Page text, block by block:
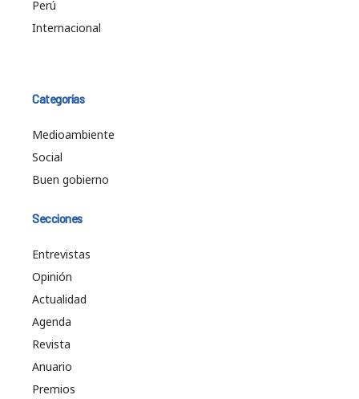
Perú
Internacional
Categorías
Medioambiente
Social
Buen gobierno
Secciones
Entrevistas
Opinión
Actualidad
Agenda
Revista
Anuario
Premios